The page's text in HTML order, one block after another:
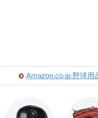
Amazon.co.jp 野球用